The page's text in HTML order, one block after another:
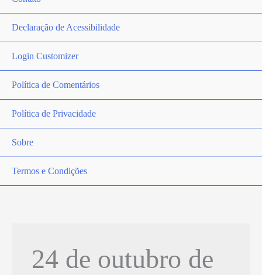
Declaração de Acessibilidade
Login Customizer
Política de Comentários
Política de Privacidade
Sobre
Termos e Condições
24 de outubro de